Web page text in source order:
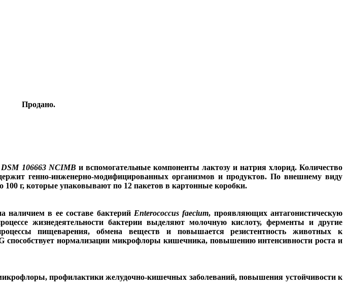
Продано.
DSM 106663 NCIMB и вспомогательные компоненты лактозу и натрия хлорид. Количество
генно-инженерно-модифицированных организмов и продуктов. По внешнему виду
100 г, которые упаковывают по 12 пакетов в картонные коробки.
наличием в ее составе бактерий Enterococcus faecium, проявляющих антагонистическую
жизнедеятельности бактерии выделяют молочную кислоту, ферменты и другие
пищеварения, обмена веществ и повышается резистентность животных к
нормализации микрофлоры кишечника, повышению интенсивности роста и
профилактики желудочно-кишечных заболеваний, повышения устойчивости к